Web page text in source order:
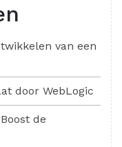
van een
door WebLogic
de